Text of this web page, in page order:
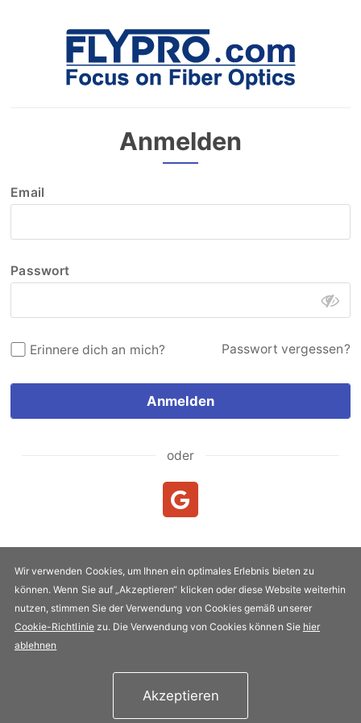
Anmelden
Email
Passwort
Erinnere dich an mich? Passwort vergessen?
Anmelden
oder
Urheberrecht & Kopie 2005-2026 FLYPRO.com. Alle Rechte
vorbehalten.
Datenschutz-Bestimmungen
Wir verwenden Cookies, um Ihnen ein optimales Erlebnis bieten zu
können. Wenn Sie auf „Akzeptieren“ klicken oder diese Website weiterhin
nutzen, stimmen Sie der Verwendung von Cookies gemäß unserer
Cookie-Richtliniezu. Die Verwendung von Cookies können Sie hier
ablehnen
Akzeptieren